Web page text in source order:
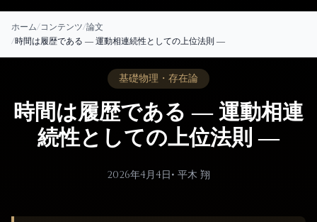
ホーム/コンテンツ/論文
/時間は履歴である ― 運動相連続性としての上位法則 ―
基礎物理・存在論
時間は履歴である ― 運動相連
続性としての上位法則 ―
2026年4月4日• 平木 翔